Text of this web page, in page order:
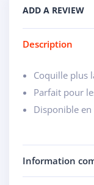
ADD A REVIEW
Description
Coquille plus
Parfait pour
Disponible
Information